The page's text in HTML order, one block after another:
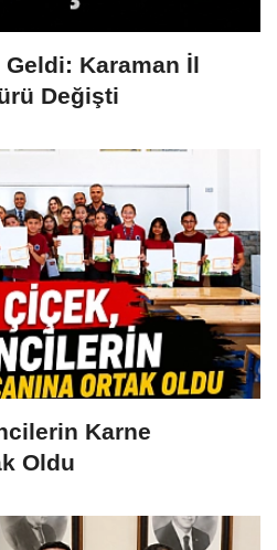
Karaman İl
Değişti
Karne
Oldu